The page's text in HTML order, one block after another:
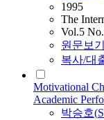
1995
The
Vol.5
원문보기
복사/대
Motivational
Academic
박승호(